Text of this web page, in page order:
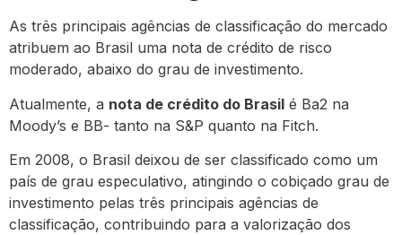
As três principais agências de classificação do mercado
atribuem ao Brasil uma nota de crédito de risco
moderado, abaixo do grau de investimento.
Atualmente, a nota de crédito do Brasil é Ba2 na
Moody’s e BB- tanto na S&P quanto na Fitch.
Em 2008, o Brasil deixou de ser classificado como um
país de grau especulativo, atingindo o cobiçado grau de
investimento pelas três principais agências de
classificação, contribuindo para a valorização dos